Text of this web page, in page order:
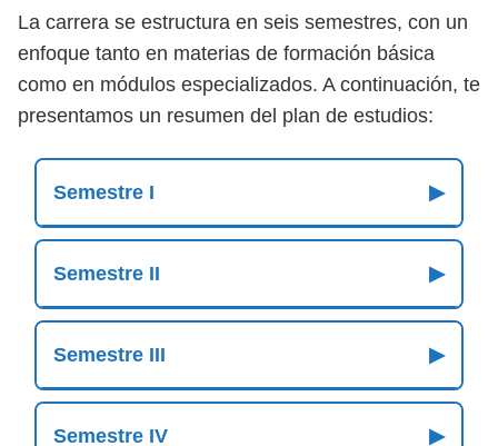
La carrera se estructura en seis semestres, con un
enfoque tanto en materias de formación básica
como en módulos especializados. A continuación, te
presentamos un resumen del plan de estudios:
Semestre I ▶
Semestre II ▶
Semestre III ▶
Semestre IV ▶